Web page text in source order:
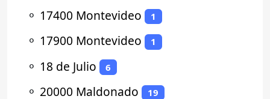
⚬ 17400 Montevideo 1
⚬ 17900 Montevideo 1
⚬ 18 de Julio 6
⚬ 20000 Maldonado 19